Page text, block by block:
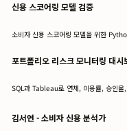
신용 스코어링 모델 검증
소비자 신용 스코어링 모델을 위한
포트폴리오 리스크 모니터링 대시
SQL과 Tableau로 연체, 이용률, 승인율
김서연 - 소비자 신용 분석가